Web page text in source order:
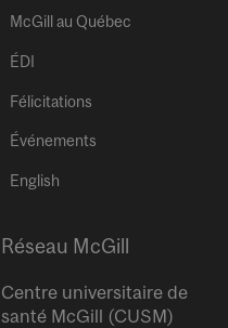
McGill au Québec
ÉDI
Félicitations
Événements
English
Réseau McGill
Centre universitaire de
santé McGill (CUSM)